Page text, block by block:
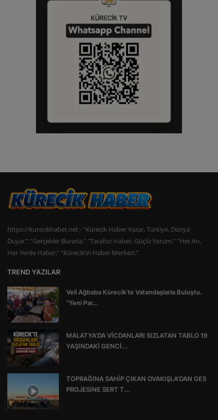
https://kurecikhaber.net - “Kürecik Haber Yazar, Türkiye, Dünya
Duyar.” “Gerçekler Burada.” “Tarafsız Haber, Güçlü Yorum.” “Her An,
Her Yerde Haber.” “Kürecik’in Haber Merkezi.”
TREND YAZILAR
Veli Ağbaba Kürecik’te Vatandaşlarla Buluştu.
“Yeni Par...
MALATYA’DA VİCDANLARI SIZLATAN TABLO 19
YAŞINDAKİ GENCİ...
TOPRAĞINA SAHİP ÇIKAN OVAKIŞLA’DAN GES
PROJESİNE SERT T...